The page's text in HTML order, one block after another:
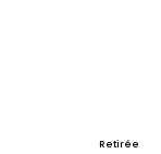
Retirée